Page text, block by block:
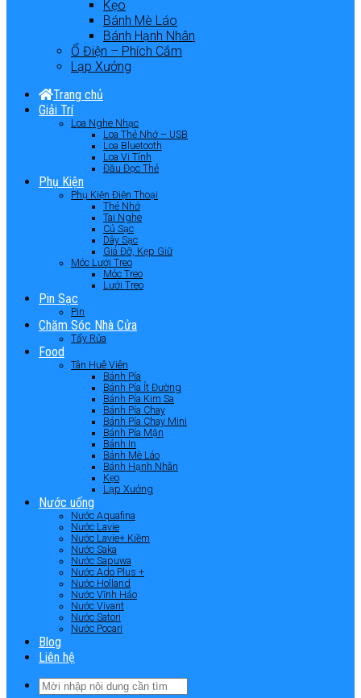
Kẹo
Bánh Mè Láo
Bánh Hạnh Nhân
Ổ Điện – Phích Cắm
Lạp Xưởng
Trang chủ
Giải Trí
Loa Nghe Nhạc
Loa Thẻ Nhớ – USB
Loa Bluetooth
Loa Vi Tính
Đầu Đọc Thẻ
Phụ Kiện
Phụ Kiện Điện Thoại
Thẻ Nhớ
Tai Nghe
Củ Sạc
Dây Sạc
Giá Đỡ, Kẹp Giữ
Móc Lưới Treo
Móc Treo
Lưới Treo
Pin Sạc
Pin
Chăm Sóc Nhà Cửa
Tẩy Rửa
Food
Tân Huê Viên
Bánh Pía
Bánh Pía Ít Đường
Bánh Pía Kim Sa
Bánh Pía Chay
Bánh Pía Chay Mini
Bánh Pía Mặn
Bánh In
Bánh Mè Láo
Bánh Hạnh Nhân
Kẹo
Lạp Xưởng
Nước uống
Nước Aquafina
Nước Lavie
Nước Lavie+ Kiềm
Nước Saka
Nước Sapuwa
Nước Ado Plus +
Nước Holland
Nước Vĩnh Hảo
Nước Vivant
Nước Satori
Nước Pocari
Blog
Liên hệ